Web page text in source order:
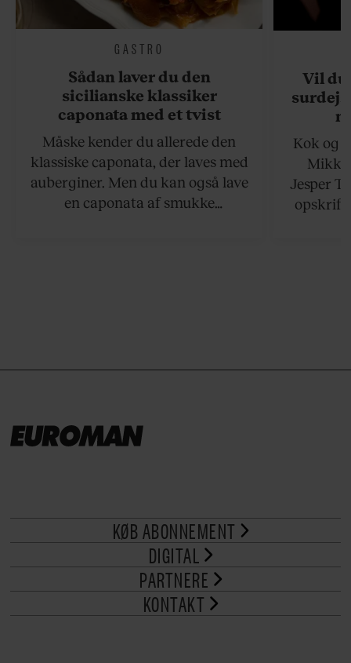
GASTRO
Sådan laver du den
sicilianske klassiker
caponata med et tvist
Måske kender du allerede den
klassiske caponata, der laves med
auberginer. Men du kan også lave
en caponata af smukke
Vil du
Kok og
Jesper
opskrift
KØB ABONNEMENT
DIGITAL
PARTNERE
KONTAKT